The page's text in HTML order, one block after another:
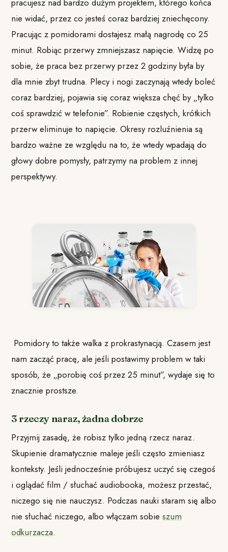
pracujesz nad bardzo dużym projektem, którego końca
nie widać, przez co jesteś coraz bardziej zniechęcony.
Pracując z pomidorami dostajesz małą nagrodę co 25
minut. Robiąc przerwy zmniejszasz napięcie. Widzę po
sobie, że praca bez przerwy przez 2 godziny była by
dla mnie zbyt trudna. Plecy i nogi zaczynają wtedy boleć
coraz bardziej, pojawia się coraz większa chęć by „tylko
coś sprawdzić w telefonie”. Robienie częstych, krótkich
przerw eliminuje to napięcie. Okresy rozluźnienia są
bardzo ważne ze względu na to, że wtedy wpadają do
głowy dobre pomysły, patrzymy na problem z innej
perspektywy.
Pomidory to także walka z prokrastynacją. Czasem jest
nam zacząć pracę, ale jeśli postawimy problem w taki
sposób, że „porobię coś przez 25 minut”, wydaje się to
znacznie prostsze.
3 rzeczy naraz, żadna dobrze
Przyjmij zasadę, że robisz tylko jedną rzecz naraz.
Skupienie dramatycznie maleje jeśli często zmieniasz
konteksty. Jeśli jednocześnie próbujesz uczyć się czegoś
i oglądać film / słuchać audiobooka, możesz przestać,
niczego się nie nauczysz. Podczas nauki staram się albo
nie słuchać niczego, albo włączam sobieszum
odkurzacza.